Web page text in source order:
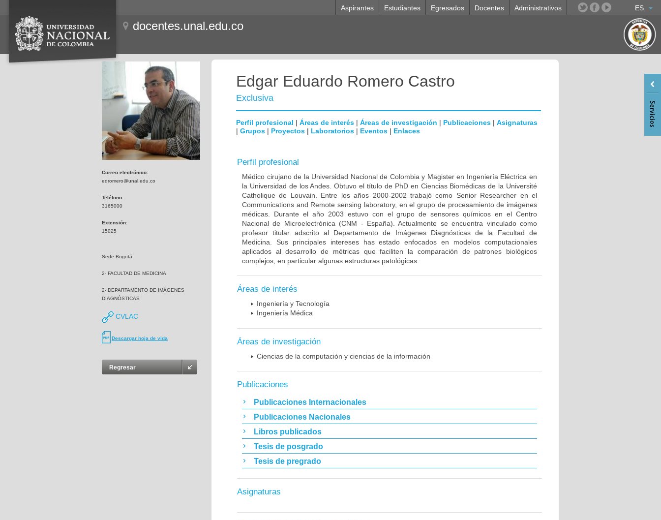
ES
Aspirantes Estudiantes Egresados Docentes Administrativos
docentes.unal.edu.co
Correo electrónico:
edromero@unal.edu.co
Teléfono:
3165000
Extensión:
15025
Sede Bogotá
2- FACULTAD DE MEDICINA
2- DEPARTAMENTO DE IMÁGENES
DIAGNÓSTICAS
CVLAC
Descargar hoja de vida
Regresar
Edgar Eduardo Romero Castro
Exclusiva
Perfil profesional | Áreas de interés | Áreas de investigación | Publicaciones | Asignaturas
| Grupos | Proyectos | Laboratorios | Eventos | Enlaces
Perfil profesional
Médico cirujano de la Universidad Nacional de Colombia y Magister en Ingeniería Eléctrica en
la Universidad de los Andes. Obtuvo el título de PhD en Ciencias Biomédicas de la Université
Catholique de Louvain. Entre los años 2000-2002 trabajó como Senior Researcher en el
Communications and Remote sensing laboratory, en el grupo de procesamiento de imágenes
médicas. Durante el año 2003 estuvo con el grupo de sensores químicos en el Centro
Nacional de Microelectrónica (CNM - España). Actualmente se encuentra vinculado como
profesor titular adscrito al Departamento de Imágenes Diagnósticas de la Facultad de
Medicina. Sus principales intereses has estado enfocados en modelos computacionales
aplicados al desarrollo de métricas que faciliten la comparación de patrones biológicos
complejos, en particular algunas estructuras patológicas.
Áreas de interés
Ingeniería y Tecnología
Ingeniería Médica
Áreas de investigación
Ciencias de la computación y ciencias de la información
Publicaciones
Publicaciones Internacionales
Publicaciones Nacionales
Libros publicados
Tesis de posgrado
Tesis de pregrado
Asignaturas